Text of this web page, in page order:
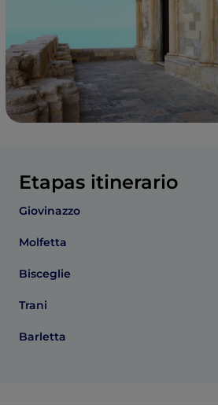
Etapas itinerario
Giovinazzo
Molfetta
Bisceglie
Trani
Barletta